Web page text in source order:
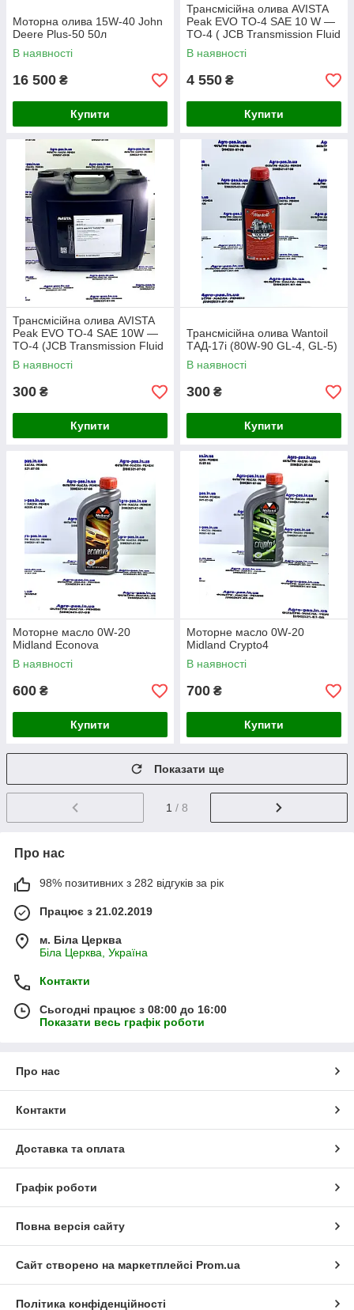
Моторна олива 15W-40 John
Deere Plus-50 50л
В наявності
16 500 ₴
Купити
Трансмісійна олива AVISTA
Peak EVO TO-4 SAE 10 W —
TO-4 ( JCB Transmission Fluid
10 W)
В наявності
4 550 ₴
Купити
Трансмісійна олива AVISTA
Peak EVO TO-4 SAE 10W —
TO-4 (JCB Transmission Fluid
10 W) (1 л розлив)
В наявності
300 ₴
Купити
Трансмісійна олива Wantoil
ТАД-17i (80W-90 GL-4, GL-5)
В наявності
300 ₴
Купити
Моторне масло 0W-20
Midland Econova
В наявності
600 ₴
Купити
Моторне масло 0W-20
Midland Crypto4
В наявності
700 ₴
Купити
Показати ще
1 / 8
Про нас
98% позитивних з 282 відгуків за рік
Працює з 21.02.2019
м. Біла Церква
Біла Церква, Україна
Контакти
Сьогодні працює з 08:00 до 16:00
Показати весь графік роботи
Про нас
Контакти
Доставка та оплата
Графік роботи
Повна версія сайту
Сайт створено на маркетплейсі Prom.ua
Політика конфіденційності